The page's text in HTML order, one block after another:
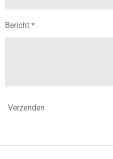
Bericht *
Verzenden